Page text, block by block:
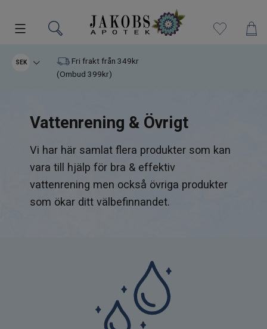
Kampanjer
Varumärken
Kosttillskott
Superfood
Vattenrening & Övrigt
SEK
Fri frakt från 349kr
(Ombud 399kr)
Vattenrening & Övrigt
Vi har här samlat flera produkter som kan
vara till hjälp för bra & effektiv
vattenrening men också övriga produkter
som ökar ditt välbefinnandet.